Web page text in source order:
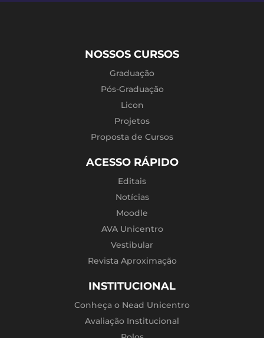
NOSSOS CURSOS
Graduação
Pós-Graduação
Licon
Projetos
Proposta de Cursos
ACESSO RÁPIDO
Editais
Notícias
Moodle
AVA Unicentro
Vestibular
Revista Aproximação
INSTITUCIONAL
Conheça o Nead Unicentro
Avaliação Institucional